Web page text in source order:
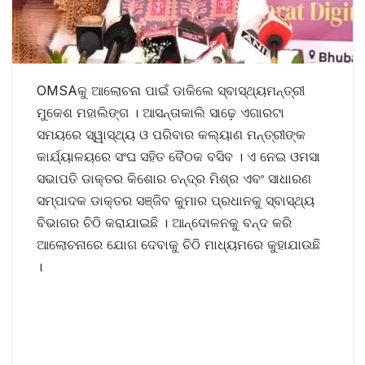
OMSAକୁ ଆଲୋଚନା ପାଇଁ ଡାକିଲେ ସ୍ବାସ୍ଥ୍ୟମନ୍ତ୍ରୀ
ମୁକେଶ ମହାଲିଙ୍ଗ । ଆସନ୍ତାକାଲି ସାଢ଼େ ଏଗାରଟା
ସମୟରେ ସ୍ୱାସ୍ଥ୍ୟ ଓ ପରିବାର କଲ୍ୟାଣ ମନ୍ତ୍ରୀଙ୍କ
କାର୍ଯ୍ୟାଳୟରେ ସଂଘ ସହିତ ବୈଠକ ବସିବ । ଏ ନେଇ ଓମସା
ସଭାପତି ଡାକ୍ତର କିଶୋର ଚନ୍ଦ୍ର ମିଶ୍ର ଏବଂ ସାଧାରଣ
ସମ୍ପାଦକ ଡାକ୍ତର ସଞ୍ଜିବ କୁମାର ପ୍ରଧାନକୁ ସ୍ବାସ୍ଥ୍ୟ
ବିଭାଗର ଚିଠି କରାଯାଇଛି । ଆନ୍ଦୋଳନକୁ ବନ୍ଦ କରି
ଆଲୋଚନାରେ ଯୋଗ ଦେବାକୁ ଚିଠି ମାଧ୍ୟମରେ କୁହାଯାଉଛି
।